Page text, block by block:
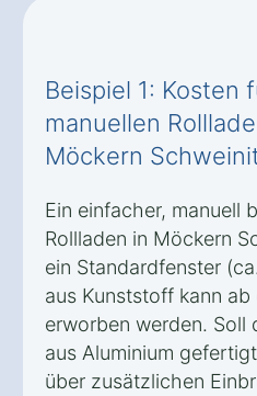
Beispiel 1: Kosten
manuellen
Möckern
Ein einfacher, manuell
Rollladen in Möckern
ein Standardfenster
aus Kunststoff kann
erworben werden. Soll
aus Aluminium
über zusätzlichen